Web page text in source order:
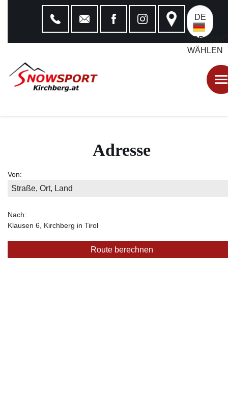
DE
SPRACHE
WÄHLEN
Adresse
Von:
Nach:
Klausen 6, Kirchberg in Tirol